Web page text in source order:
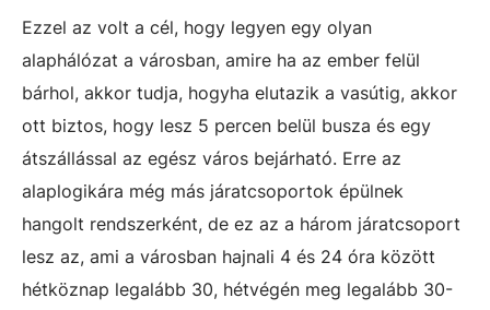
Ezzel az volt a cél, hogy legyen egy olyan
alaphálózat a városban, amire ha az ember felül
bárhol, akkor tudja, hogyha elutazik a vasútig, akkor
ott biztos, hogy lesz 5 percen belül busza és egy
átszállással az egész város bejárható. Erre az
alaplogikára még más járatcsoportok épülnek
hangolt rendszerként, de ez az a három járatcsoport
lesz az, ami a városban hajnali 4 és 24 óra között
hétköznap legalább 30, hétvégén meg legalább 30-